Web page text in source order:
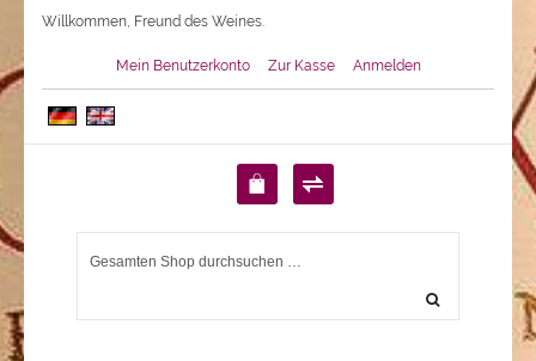
Willkommen, Freund des Weines.
Mein Benutzerkonto Zur Kasse Anmelden